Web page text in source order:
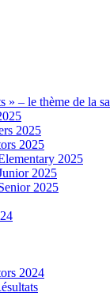
» – le thème de la
2025
2025
2025
2025
2025
2024